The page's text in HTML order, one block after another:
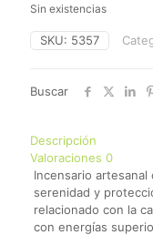
Sin existencias
SKU: 5357
Buscar
Descripción
Valoraciones 0
Incensario
serenidad y
relacionado con la
con energías